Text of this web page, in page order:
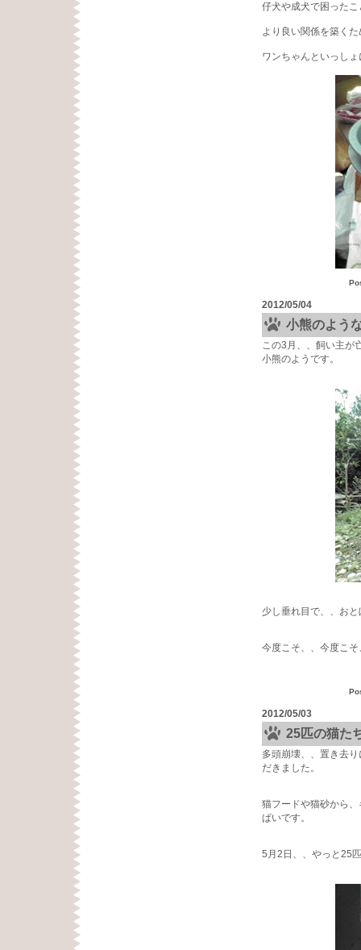
仔犬や成犬で困った
より良い関係を築く
ワンちゃんといっし
2012/05/04
小熊のよう
この3月、、飼い主が
小熊のようです。
少し垂れ目で、、お
今度こそ、、今度こ
2012/05/03
25匹の猫た
多頭崩壊、、置き去
だきました。
猫フードや猫砂から
ぱいです。
5月2日、、やっと25